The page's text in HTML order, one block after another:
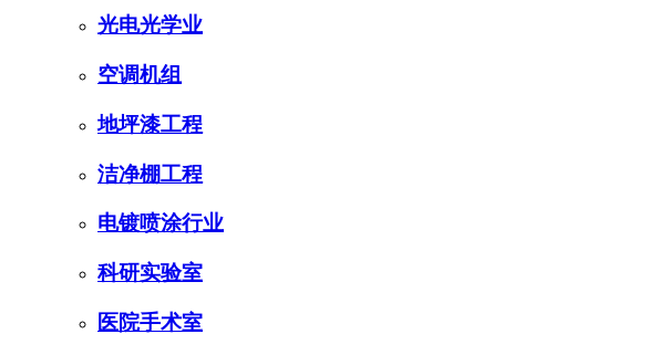
光电光学业
空调机组
地坪漆工程
洁净棚工程
电镀喷涂行业
科研实验室
医院手术室